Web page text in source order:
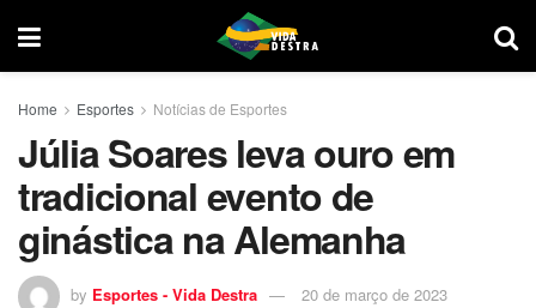
Home Esportes Notícias de Esportes
Júlia Soares leva ouro em
tradicional evento de
ginástica na Alemanha
by Esportes - Vida Destra 20 de março de 2023